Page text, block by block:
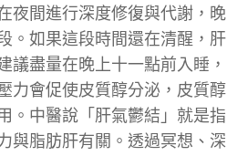
夜間進行深度修復與代謝，晚
。如果這段時間還在清醒，肝
議盡量在晚上十一點前入睡，
力會促使皮質醇分泌，皮質醇
。中醫說「肝氣鬱結」就是指
與脂肪肝有關。透過冥想、深